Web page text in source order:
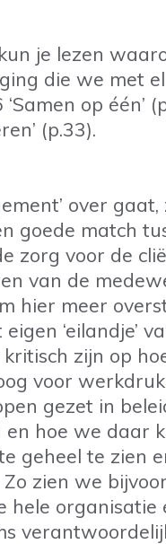
kun je lezen
die we met
op één’
(p.33).
over gaat,
goede match
zorg voor de
van de
hier meer
‘eilandje’
zijn op
voor
gezet in
hoe we daar
geheel te zien
zien we
hele organisatie